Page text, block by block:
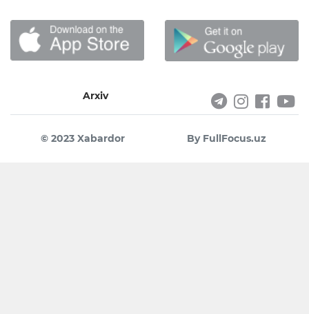
Arxiv
© 2023 Xabardor By FullFocus.uz